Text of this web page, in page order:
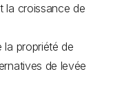
la croissance de
la propriété de
de levée